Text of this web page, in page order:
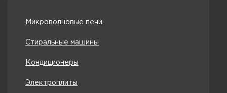
Микроволновые печи
Стиральные машины
Кондиционеры
Электроплиты